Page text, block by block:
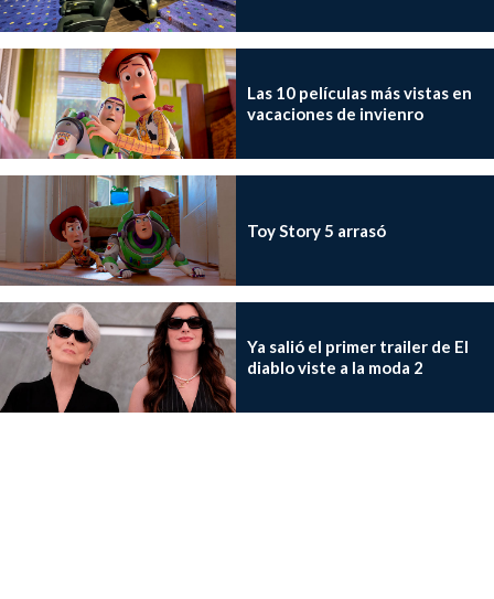
Las 10 películas más vistas en
vacaciones de invienro
Toy Story 5 arrasó
Ya salió el primer trailer de El
diablo viste a la moda 2